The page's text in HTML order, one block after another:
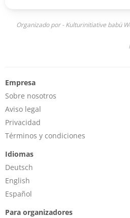
Organizado por - Kulturinitiative babü
Empresa
Sobre nosotros
Aviso legal
Privacidad
Términos y condiciones
Idiomas
Deutsch
English
Español
Para organizadores